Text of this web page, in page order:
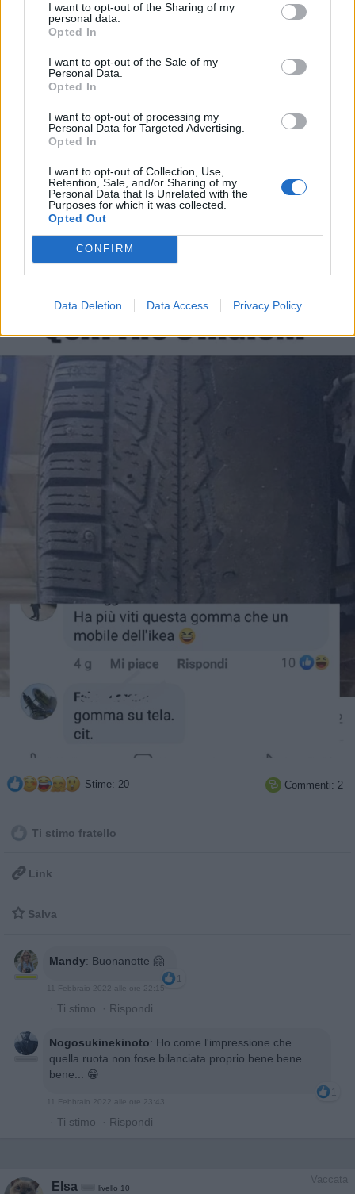
I want to opt-out of the Sharing of my
personal data.
Opted In
I want to opt-out of the Sale of my
Personal Data.
Opted In
I want to opt-out of processing my
Personal Data for Targeted Advertising.
Opted In
I want to opt-out of Collection, Use,
Retention, Sale, and/or Sharing of my
Personal Data that Is Unrelated with the
Purposes for which it was collected.
Opted Out
CONFIRM
Data Deletion Data Access Privacy Policy
Ti stimo fratello
Link
Elsa livello 10
11 Febbraio 2022- 4.386 visualizzazioni
Stime: 20  Commenti: 2
Ti stimo fratello
 Link
 Salva
Mandy: Buonanotte 🤗
1
11 Febbraio 2022 alle ore 22:15
· Ti stimo · Rispondi
Nogosukinekinoto: Ho come l'impressione che
quella ruota non fose bilanciata proprio bene bene
bene... 😁
1
11 Febbraio 2022 alle ore 23:43
· Ti stimo · Rispondi
Vaccata
Elsa livello 10